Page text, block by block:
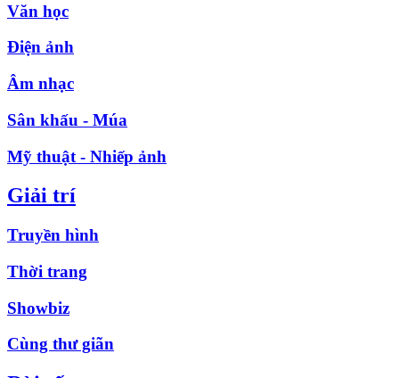
Văn học
Điện ảnh
Âm nhạc
Sân khấu - Múa
Mỹ thuật - Nhiếp ảnh
Giải trí
Truyền hình
Thời trang
Showbiz
Cùng thư giãn